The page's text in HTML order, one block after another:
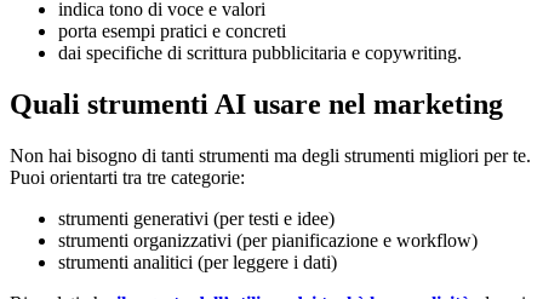
indica tono di voce e valori
porta esempi pratici e concreti
dai specifiche di scrittura pubblicitaria e copywriting.
Quali strumenti AI usare nel marketing
Non hai bisogno di tanti strumenti ma degli strumenti migliori per te.
Puoi orientarti tra tre categorie:
strumenti generativi (per testi e idee)
strumenti organizzativi (per pianificazione e workflow)
strumenti analitici (per leggere i dati)